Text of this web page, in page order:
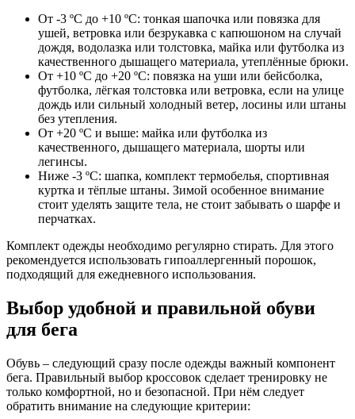
От -3 ºС до +10 ºС: тонкая шапочка или повязка для
ушей, ветровка или безрукавка с капюшоном на случай
дождя, водолазка или толстовка, майка или футболка из
качественного дышащего материала, утеплённые брюки.
От +10 ºС до +20 ºС: повязка на уши или бейсболка,
футболка, лёгкая толстовка или ветровка, если на улице
дождь или сильный холодный ветер, лосины или штаны
без утепления.
От +20 ºС и выше: майка или футболка из
качественного, дышащего материала, шорты или
легинсы.
Ниже -3 ºС: шапка, комплект термобелья, спортивная
куртка и тёплые штаны. Зимой особенное внимание
стоит уделять защите тела, не стоит забывать о шарфе и
перчатках.
Комплект одежды необходимо регулярно стирать. Для этого
рекомендуется использовать гипоаллергенный порошок,
подходящий для ежедневного использования.
Выбор удобной и правильной обуви
для бега
Обувь – следующий сразу после одежды важный компонент
бега. Правильный выбор кроссовок сделает тренировку не
только комфортной, но и безопасной. При нём следует
обратить внимание на следующие критерии: